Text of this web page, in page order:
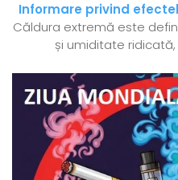
Informare privind
Căldura extremă este
și umiditate